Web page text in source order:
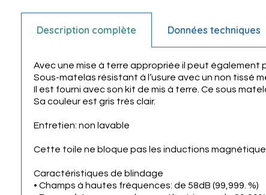
Description complète Données techniques
Avec une mise à terre appropriée il peut
Sous-matelas résistant à l‘usure avec un non tissé
Il est fourni avec son kit de mis à terre. Ce sous
Sa couleur est gris très clair.
Entretien: non lavable
Cette toile ne bloque pas les inductions
Caractéristiques de blindage
• Champs à hautes fréquences: de 58dB (99,999. %)